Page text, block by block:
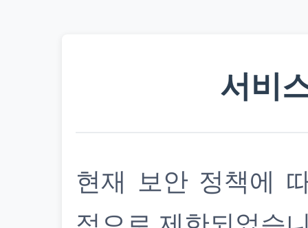
서비
현재 보안 정책에